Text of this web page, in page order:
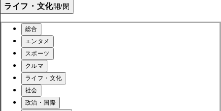
ライフ・文化開/閉
総合
エンタメ
スポーツ
クルマ
ライフ・文化
社会
政治・国際